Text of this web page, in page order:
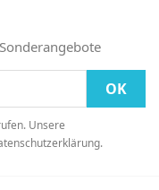
Unsere